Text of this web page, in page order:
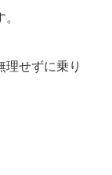
理せずに乗り